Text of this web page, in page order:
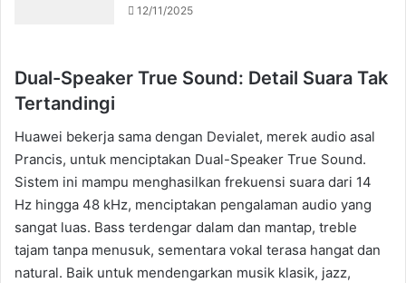
12/11/2025
Dual-Speaker True Sound: Detail Suara Tak
Tertandingi
Huawei bekerja sama dengan Devialet, merek audio asal
Prancis, untuk menciptakan Dual-Speaker True Sound.
Sistem ini mampu menghasilkan frekuensi suara dari 14
Hz hingga 48 kHz, menciptakan pengalaman audio yang
sangat luas. Bass terdengar dalam dan mantap, treble
tajam tanpa menusuk, sementara vokal terasa hangat dan
natural. Baik untuk mendengarkan musik klasik, jazz,